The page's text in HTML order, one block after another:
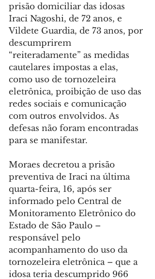
prisão domiciliar das idosas
Iraci Nagoshi, de 72 anos, e
Vildete Guardia, de 73 anos, por
descumprirem
“reiteradamente” as medidas
cautelares impostas a elas,
como uso de tornozeleira
eletrônica, proibição de uso das
redes sociais e comunicação
com outros envolvidos. As
defesas não foram encontradas
para se manifestar.
Moraes decretou a prisão
preventiva de Iraci na última
quarta-feira, 16, após ser
informado pelo Central de
Monitoramento Eletrônico do
Estado de São Paulo –
responsável pelo
acompanhamento do uso da
tornozeleira eletrônica – que a
idosa teria descumprido 966